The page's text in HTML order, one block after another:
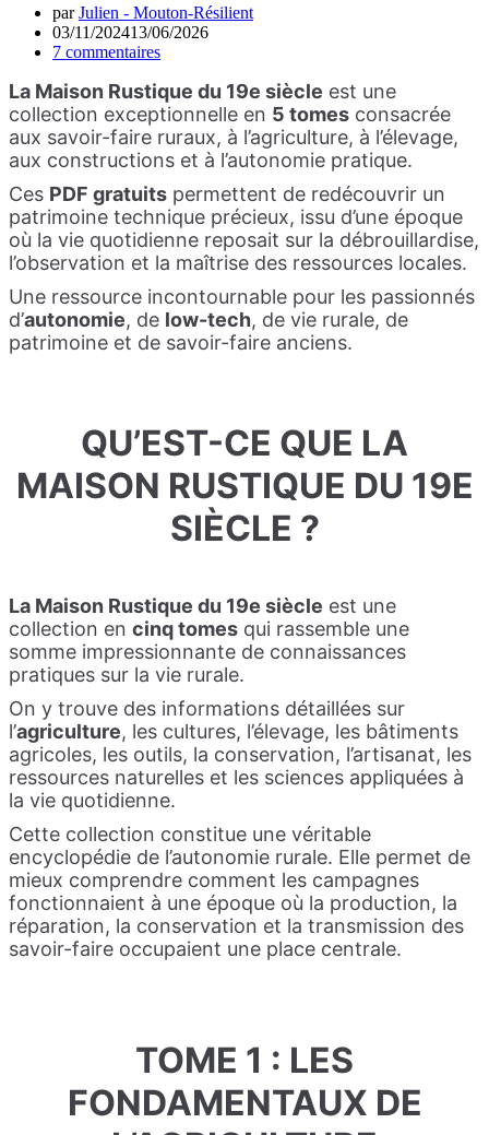
parJulien - Mouton-Résilient
03/11/202413/06/2026
7 commentaires
La Maison Rustique du 19e siècle est une
collection exceptionnelle en 5 tomes consacrée
aux savoir-faire ruraux, à l’agriculture, à l’élevage,
aux constructions et à l’autonomie pratique.
Ces PDF gratuits permettent de redécouvrir un
patrimoine technique précieux, issu d’une époque
où la vie quotidienne reposait sur la débrouillardise,
l’observation et la maîtrise des ressources locales.
Une ressource incontournable pour les passionnés
d’autonomie, de low-tech, de vie rurale, de
patrimoine et de savoir-faire anciens.
QU’EST-CE QUE LA
MAISON RUSTIQUE DU 19E
SIÈCLE ?
La Maison Rustique du 19e siècle est une
collection en cinq tomes qui rassemble une
somme impressionnante de connaissances
pratiques sur la vie rurale.
On y trouve des informations détaillées sur
l’agriculture, les cultures, l’élevage, les bâtiments
agricoles, les outils, la conservation, l’artisanat, les
ressources naturelles et les sciences appliquées à
la vie quotidienne.
Cette collection constitue une véritable
encyclopédie de l’autonomie rurale. Elle permet de
mieux comprendre comment les campagnes
fonctionnaient à une époque où la production, la
réparation, la conservation et la transmission des
savoir-faire occupaient une place centrale.
TOME 1 : LES
FONDAMENTAUX DE